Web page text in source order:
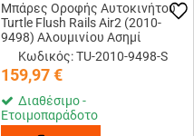
Μπάρες Οροφής Αυτοκινήτου
Turtle Flush Rails Air2 (2010-
9498) Αλουμινίου Ασημί
Κωδικός: TU-2010-9498-S
159,97€
Διαθέσιμο -
Ετοιμοπαράδοτο